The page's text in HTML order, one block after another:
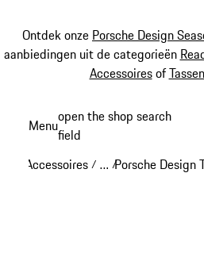
Ontdek onze Porsche Design
aanbiedingen uit de categorieën
Accessoiresof
hoofdinhoud
Menuopen the shop search
field
Accessoires / …
Reveal collapsed
/Porsche Design